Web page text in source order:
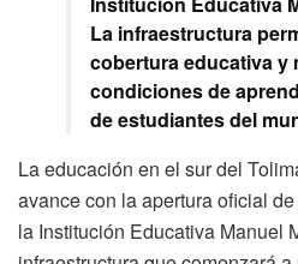
La infraestructura
cobertura educativa y
condiciones de
de estudiantes del
La educación en el sur del
avance con la apertura oficial
la Institución Educativa Manuel